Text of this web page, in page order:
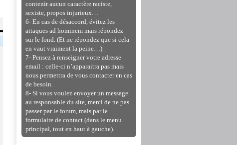
contenir aucun caractère raciste,
sexiste, propos injurieux…
6- En cas de désaccord, évitez les
attaques ad hominem mais répondez
sur le fond. (Et ne répondez que si cela
en vaut vraiment la peine…)
7- Pensez à renseigner votre adresse
email : celle-ci n’apparaitra pas mais
nous permettra de vous contacter en cas
de besoin.
8- Si vous voulez envoyer un message
au responsable du site, merci de ne pas
passer par le forum, mais par le
formulaire de contact (dans le menu
principal, tout en haut à gauche).